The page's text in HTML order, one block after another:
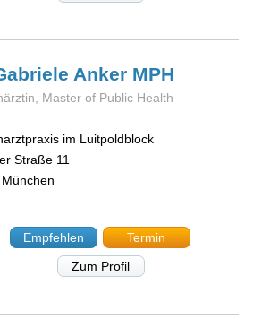
Anker MPH
Master of Public Health
im Luitpoldblock
Straße 11
München
Empfehlen
Termin
Zum Profil